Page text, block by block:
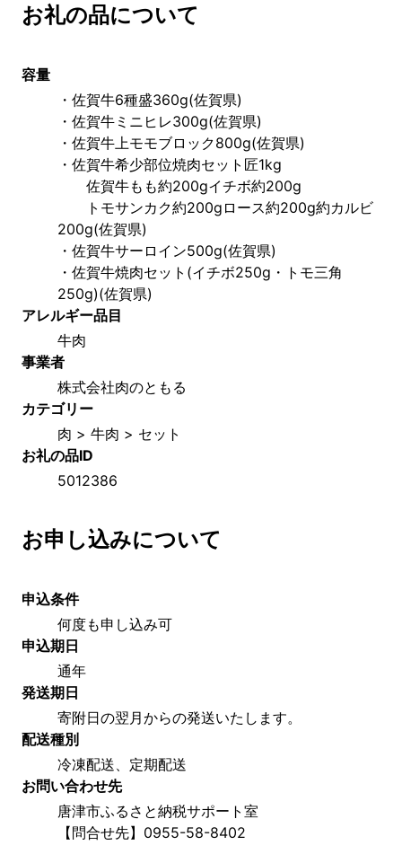
お礼の品について
容量
・佐賀牛6種盛360g(佐賀県)
・佐賀牛ミニヒレ300g(佐賀県)
・佐賀牛上モモブロック800g(佐賀県)
・佐賀牛希少部位焼肉セット匠1kg
佐賀牛もも約200gイチボ約200g
トモサンカク約200gロース約200g約カルビ
200g(佐賀県)
・佐賀牛サーロイン500g(佐賀県)
・佐賀牛焼肉セット(イチボ250g・トモ三角
250g)(佐賀県)
アレルギー品目
牛肉
事業者
株式会社肉のともる
カテゴリー
肉 > 牛肉 > セット
お礼の品ID
5012386
お申し込みについて
申込条件
何度も申し込み可
申込期日
通年
発送期日
寄附日の翌月からの発送いたします。
配送種別
冷凍配送、定期配送
お問い合わせ先
唐津市ふるさと納税サポート室
【問合せ先】0955-58-8402